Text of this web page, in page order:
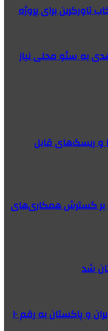
به سئو محلی نیاز
و ریسک‌های قابل
بر گسترش همکاری‌های
شد
افزایش حجم تجارت بین ایران و پاکستان به رقم ۱۰